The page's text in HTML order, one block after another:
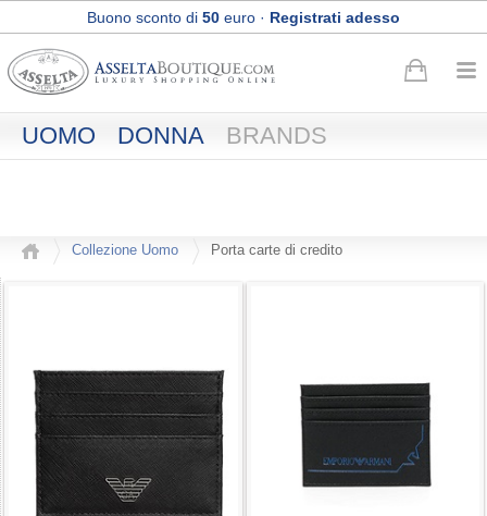
Buono sconto di 50 euro · Registrati adesso
UOMO DONNA BRANDS
Collezione Uomo Porta carte di credito